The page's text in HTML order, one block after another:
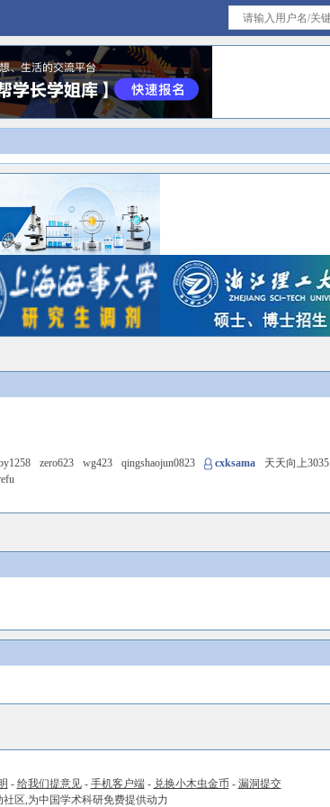
zero623 wg423 qingshaojun0823 cxksama
天天向上3035
- 给我们提意见- 手机客户端- 兑换小木虫金币 - 漏洞提交
区,为中国学术科研免费提供动力